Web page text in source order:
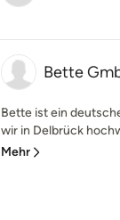
Bette
Bette ist ein
wir in Delbrück
Mehr